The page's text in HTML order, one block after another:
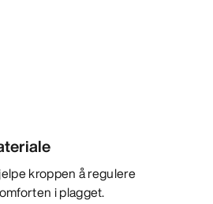
kroppen å regulere
i plagget.